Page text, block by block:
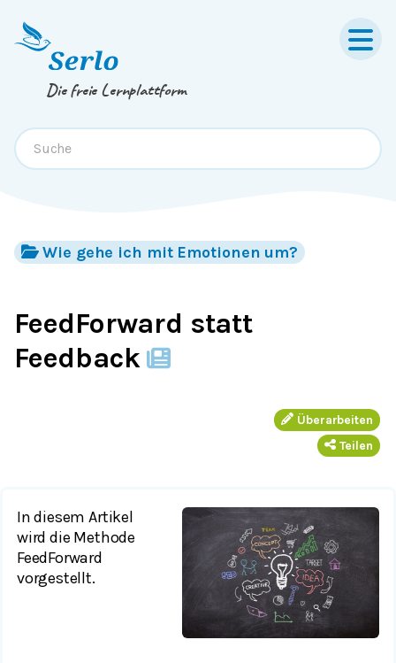
Springe zum
Die freie Lernplattform
Wie gehe ich mit Emotionen um?
FeedForward statt
Feedback
Überarbeiten
Teilen
In diesem Artikel
wird die Methode
FeedForward
vorgestellt.